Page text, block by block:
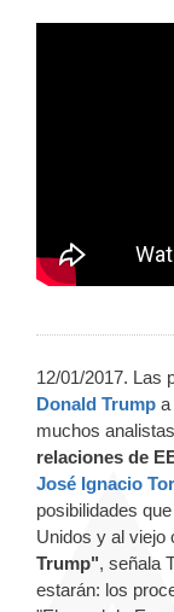
12/01/2017. Las
Donald Trump a
muchos
relaciones de
José Ignacio
posibilidades
Unidos y al viejo
Trump", señala
estarán: los